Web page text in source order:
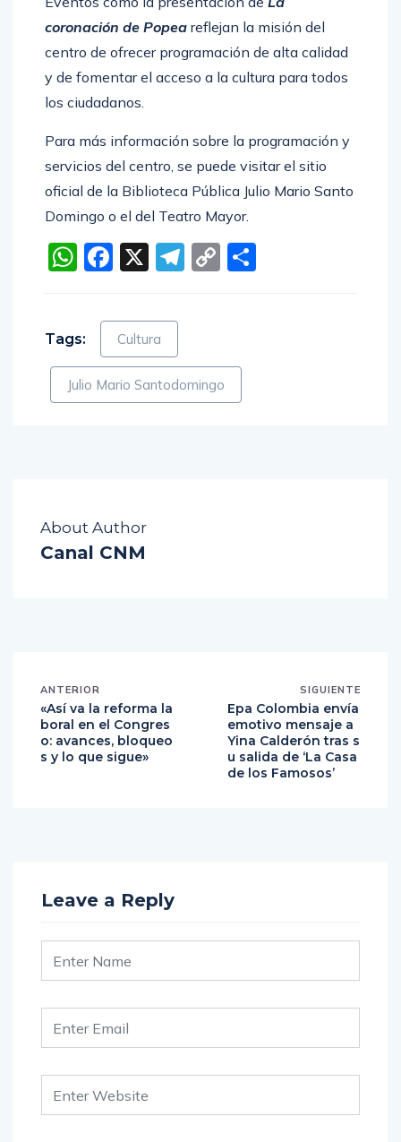
coronación de Popea reflejan la misión del
centro de ofrecer programación de alta calidad
y de fomentar el acceso a la cultura para todos
los ciudadanos.
Para más información sobre la programación y
servicios del centro, se puede visitar el sitio
oficial de la Biblioteca Pública Julio Mario Santo
Domingo o el del Teatro Mayor.
WhatsApp
Facebook
X Telegram
Copy
Tags: Cultura
Julio Mario Santodomingo
About Author
Canal CNM
ANTERIOR
«Así va la reforma la
boral en el Congres
o: avances, bloqueo
s y lo que sigue»
SIGUIENTE
Epa Colombia envía
emotivo mensaje a
Yina Calderón tras s
u salida de ‘La Casa
de los Famosos’
Leave a Reply